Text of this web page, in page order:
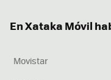
En Xataka Móvil
Movistar